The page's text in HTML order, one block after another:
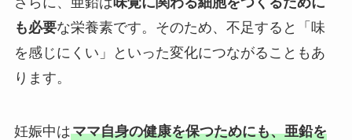
も必要な栄養素です。そのため、不足すると「味
を感じにくい」といった変化につながることもあ
ります。
妊娠中はママ自身の健康を保つためにも、亜鉛を